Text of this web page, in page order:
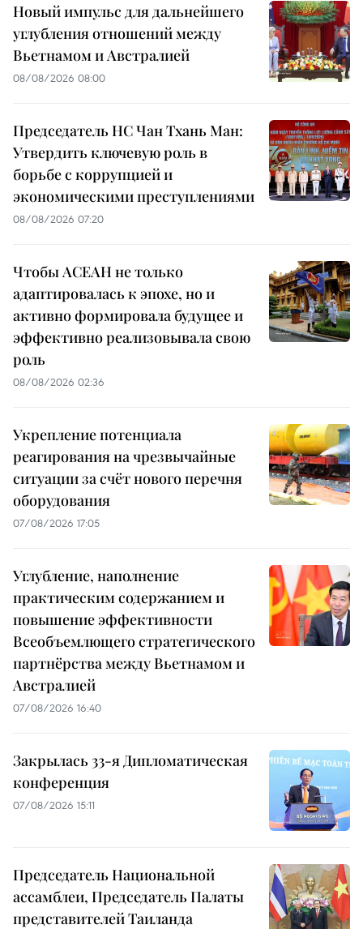
Новый импульс для дальнейшего
углубления отношений между
Вьетнамом и Австралией
08/08/2026 08:00
Председатель НС Чан Тхань Ман:
Утвердить ключевую роль в
борьбе с коррупцией и
экономическими преступлениями
08/08/2026 07:20
Чтобы АСЕАН не только
адаптировалась к эпохе, но и
активно формировала будущее и
эффективно реализовывала свою
роль
08/08/2026 02:36
Укрепление потенциала
реагирования на чрезвычайные
ситуации за счёт нового перечня
оборудования
07/08/2026 17:05
Углубление, наполнение
практическим содержанием и
повышение эффективности
Всеобъемлющего стратегического
партнёрства между Вьетнамом и
Австралией
07/08/2026 16:40
Закрылась 33-я Дипломатическая
конференция
07/08/2026 15:11
Председатель Национальной
ассамблеи, Председатель Палаты
представителей Таиланда